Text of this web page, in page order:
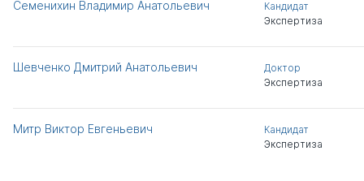
Семенихин Владимир Анатольевич
Кандидат
Экспертиза
Шевченко Дмитрий Анатольевич
Доктор
Экспертиза
Митр Виктор Евгеньевич
Кандидат
Экспертиза